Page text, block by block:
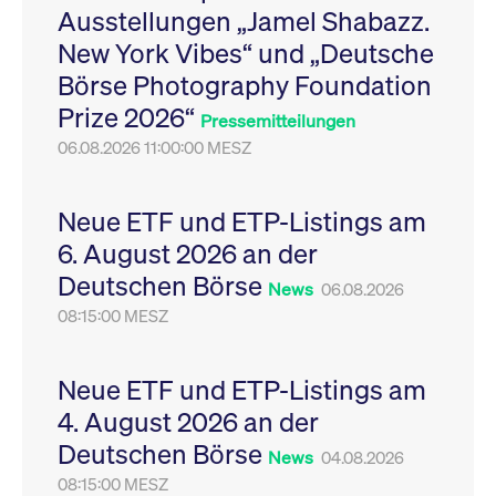
Ausstellungen „Jamel Shabazz.
New York Vibes“ und „Deutsche
Börse Photography Foundation
Prize 2026“ Pressemitteilungen
06.08.2026 11:00:00 MESZ
Neue ETF und ETP-Listings am
6. August 2026 an der
Deutschen Börse News 06.08.2026
08:15:00 MESZ
Neue ETF und ETP-Listings am
4. August 2026 an der
Deutschen Börse News 04.08.2026
08:15:00 MESZ
Leistung der Website
zu messen. Es handelt
sich um ein Muster-
Cookie, bei dem auf
das Präfix _pk_ses
eine kurze Reihe von
VISITOR_PRIVACY_METADATA
YouTube
.youtube.com
6
Monate
Dieses Cookie dient
Speicherung der
Einwilligungs- und
des Nutzers für ihre
Interaktion mit der
Sitzungen geehrt